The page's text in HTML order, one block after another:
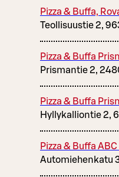
Pizza & Buffa,
Teollisuustie 2,
Pizza & Buffa
Prismantie 2,
Pizza & Buffa
Hyllykalliontie 2,
Pizza & Buffa
Automiehenkatu